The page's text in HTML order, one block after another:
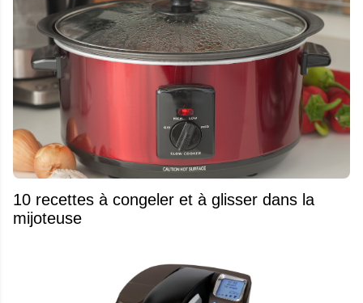
10 recettes à congeler et à glisser dans la
mijoteuse